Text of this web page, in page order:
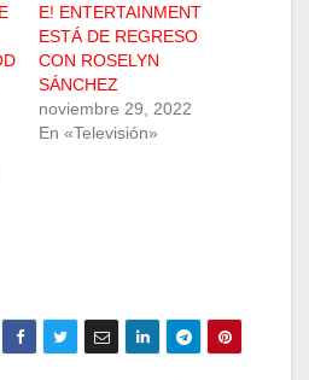
E! ENTERTAINMENT
ESTÁ DE REGRESO
CON ROSELYN
SÁNCHEZ
noviembre 29, 2022
En «Televisión»